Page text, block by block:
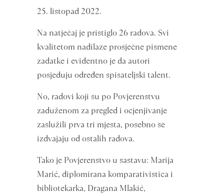
25. listopad 2022.
Na natječaj je pristiglo 26 radova. Svi
kvalitetom nadilaze prosječne pismene
zadatke i evidentno je da autori
posjeduju određen spisateljski talent.
No, radovi koji su po Povjerenstvu
zaduženom za pregled i ocjenjivanje
zaslužili prva tri mjesta, posebno se
izdvajaju od ostalih radova.
Tako je Povjerenstvo u sastavu: Marija
Marić, diplomirana komparativistica i
bibliotekarka, Dragana Mlakić,